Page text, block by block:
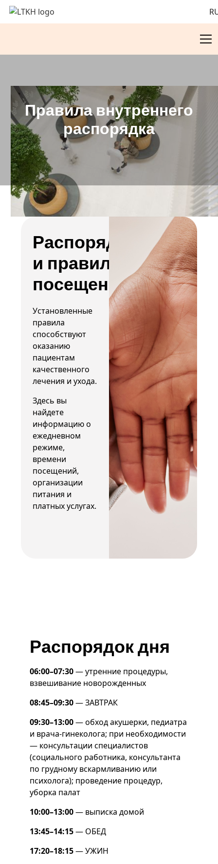
Правила внутреннего
распорядка
Распорядок
и правила
посещения
Установленные
правила
способствуют
оказанию
пациентам
качественного
лечения и ухода.
Здесь вы
найдете
информацию о
ежедневном
режиме,
времени
посещений,
организации
питания и
платных услугах.
Распорядок дня
06:00–07:30— утренние процедуры,
взвешивание новорожденных
08:45–09:30— ЗАВТРАК
09:30–13:00— обход акушерки, педиатра
и врача-гинеколога; при необходимости
— консультации специалистов
(социального работника, консультанта
по грудному вскармливанию или
психолога); проведение процедур,
уборка палат
10:00–13:00— выписка домой
13:45–14:15— ОБЕД
17:20–18:15— УЖИН